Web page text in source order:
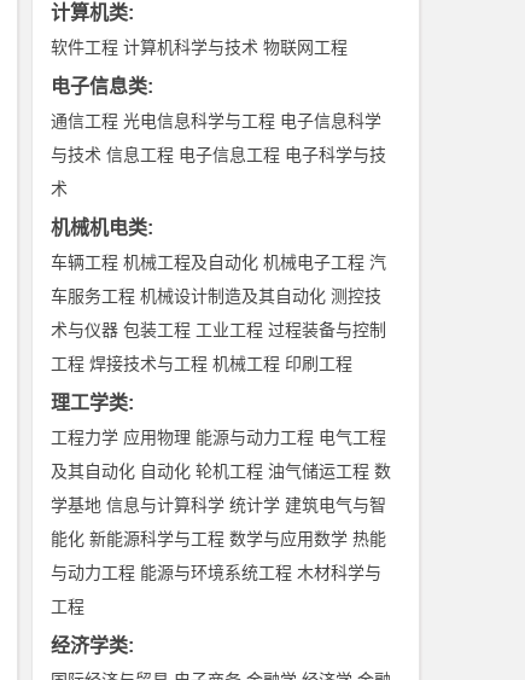
计算机类:
软件工程 计算机科学与技术 物联网工程
电子信息类:
通信工程 光电信息科学与工程 电子信息科学
与技术 信息工程 电子信息工程 电子科学与技
术
机械机电类:
车辆工程 机械工程及自动化 机械电子工程 汽
车服务工程 机械设计制造及其自动化 测控技
术与仪器 包装工程 工业工程 过程装备与控制
工程 焊接技术与工程 机械工程 印刷工程
理工学类:
工程力学 应用物理 能源与动力工程 电气工程
及其自动化 自动化 轮机工程 油气储运工程 数
学基地 信息与计算科学 统计学 建筑电气与智
能化 新能源科学与工程 数学与应用数学 热能
与动力工程 能源与环境系统工程 木材科学与
工程
经济学类: